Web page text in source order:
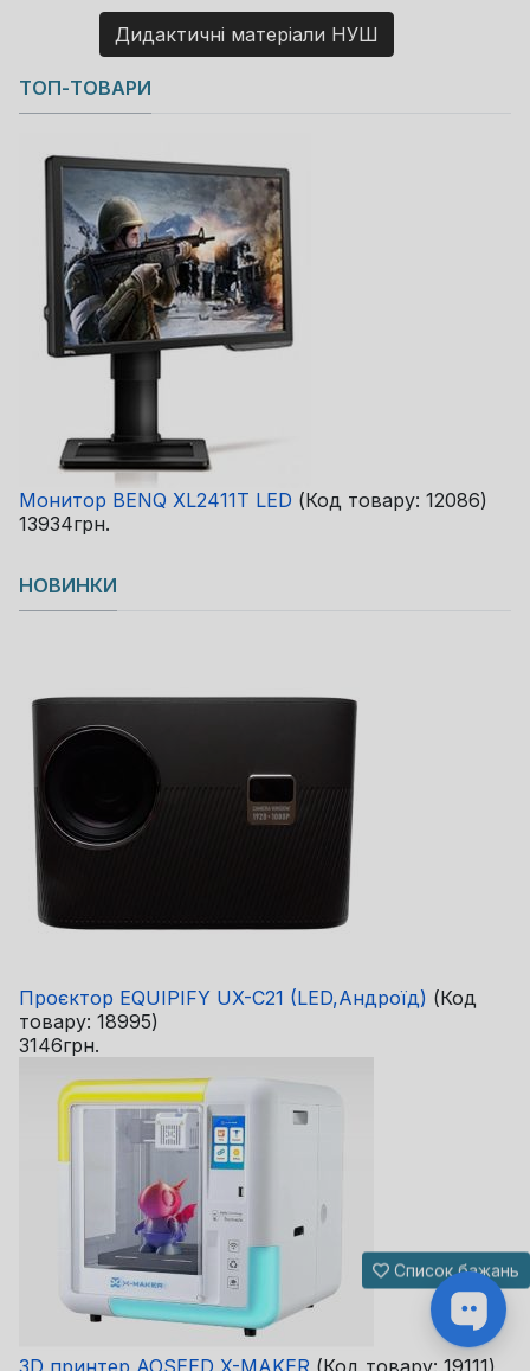
Дидактичні матеріали НУШ
Copyright MAXXmarketing GmbH
JoomShopping Download & Support
ТОП-ТОВАРИ
Монитор BENQ XL2411T LED (Код товару: 12086)
13934грн.
НОВИНКИ
Проєктор EQUIPIFY UX-C21 (LED,Андроїд) (Код
товару: 18995)
3146грн.
3D принтер AOSEED X-MAKER (Код товару: 19111)
Список бажань